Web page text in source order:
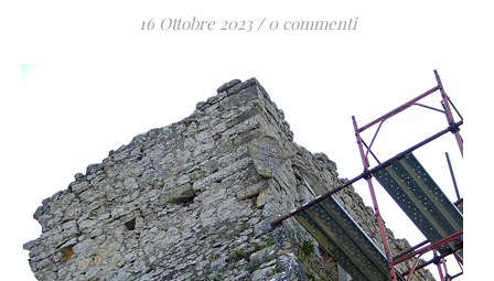
16 Ottobre 2023 / 0 commenti